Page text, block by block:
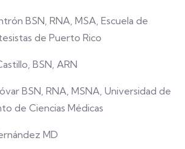
BSN, RNA, MSA, Escuela de
de Puerto Rico
BSN, ARN
BSN, RNA, MSNA, Universidad de
de Ciencias Médicas
MD